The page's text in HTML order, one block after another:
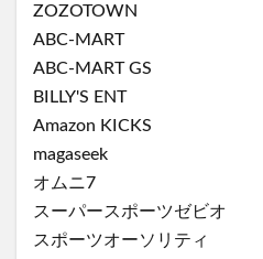
ZOZOTOWN
ABC-MART
ABC-MART GS
BILLY'S ENT
Amazon KICKS
magaseek
オムニ7
スーパースポーツゼビオ
スポーツオーソリティ